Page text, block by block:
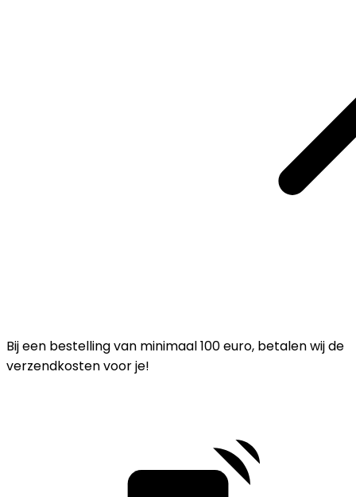
Bij een bestelling van minimaal 100 euro, betalen wij de
verzendkosten voor je!